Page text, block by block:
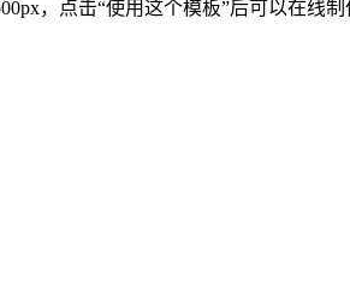
，点击“使用这个模板”后可以在线